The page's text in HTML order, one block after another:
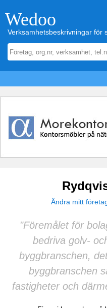
Wedoo
Verksamhetsbeskrivningar för
Ändra mitt
"Föremålet för
bedriva golv-
byggbranschen,
byggbranschen
fastigheter och